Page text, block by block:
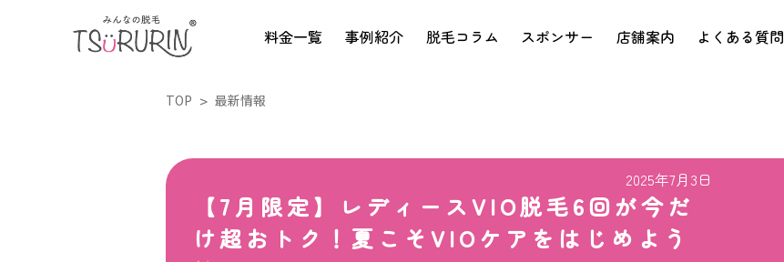
料金一覧 事例紹介 脱毛コラム スポンサー 店舗案内 よくある質問
TOP 最新情報
2025年7月3日
【7月限定】レディースVIO脱毛6回が今だ
け超おトク！夏こそVIOケアをはじめよう